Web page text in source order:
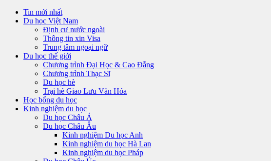
Tin mới nhất
Du học Việt Nam
Định cư nước ngoài
Thông tin xin Visa
Trung tâm ngoại ngữ
Du học thế giới
Chương trình Đại Học & Cao Đẳng
Chương trình Thạc Sĩ
Du học hè
Trại hè Giao Lưu Văn Hóa
Học bổng du học
Kinh nghiệm du học
Du học Châu Á
Du học Châu Âu
Kinh nghiệm Du học Anh
Kinh nghiệm du học Hà Lan
Kinh nghiệm du học Pháp